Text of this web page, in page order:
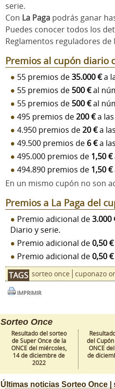
serie.
Con La Paga podrás ganar
Puedes conocer todos los
Reglamentos reguladores de
Premios al cupón diario
55 premios de35.000 €a
55 premios de 500 €al
55 premios de 500 €al
495 premios de200 €a
4.950 premios de20 €a
49.500 premios de 6 €a
495.000 premios de 1,50 €
494.890 premios de 1,50 €
En un mismo cupón no son
Premios a La Paga del
Premio adicional de3.000
Diario y serie.
Premio adicional de0,50 €
Premio adicional de0,50 €
TAGS sorteo once cuponazo
IMPRIMIR
Sorteo Once
Resultado del sorteo
de Super Once de la
ONCE del miércoles,
14 de diciembre de
2022
del
ONCE
de
Últimas noticias Sorteo Once |